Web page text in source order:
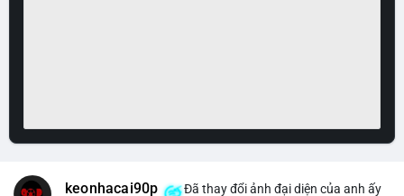
keonhacai90p Đã thay đổi ảnh đại diện của anh ấy